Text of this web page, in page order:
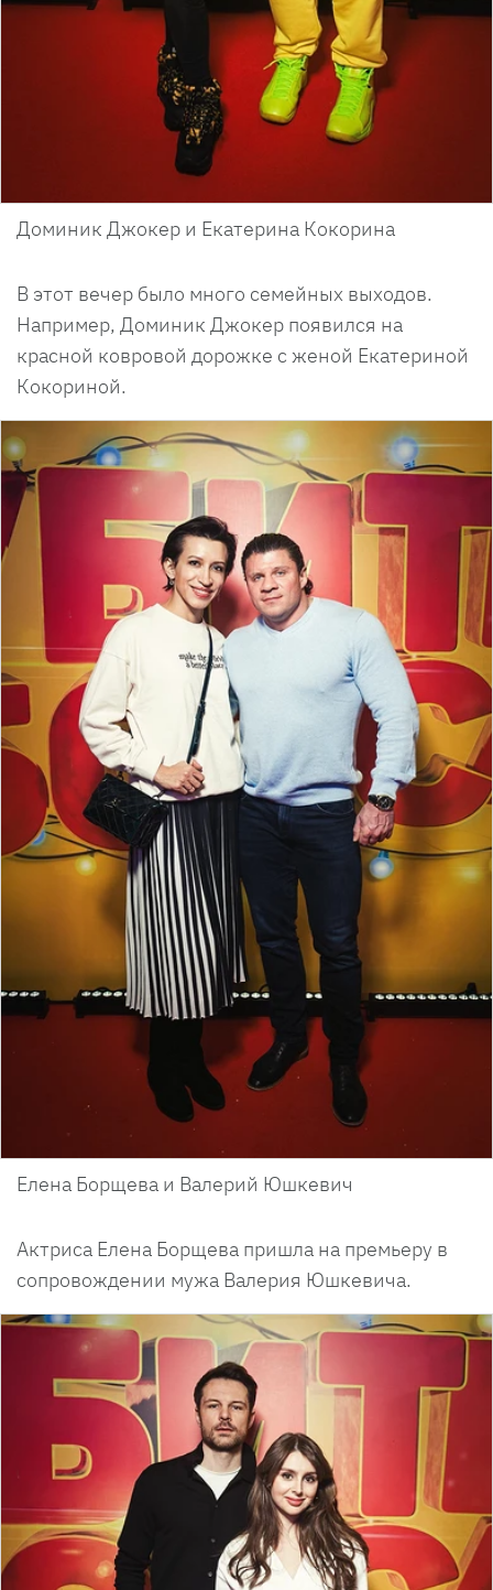
Доминик Джокер и Екатерина Кокорина
В этот вечер было много семейных выходов.
Например, Доминик Джокер появился на
красной ковровой дорожке с женой Екатериной
Кокориной.
Елена Борщева и Валерий Юшкевич
Актриса Елена Борщева пришла на премьеру в
сопровождении мужа Валерия Юшкевича.